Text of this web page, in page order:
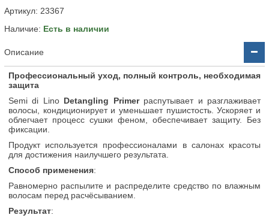
Артикул: 23367
Наличие: Есть в наличии
Описание
Профессиональный уход, полный контроль, необходимая
защита
Semi di Lino Detangling Primerраспутывает и разглаживает
волосы, кондиционирует и уменьшает пушистость. Ускоряет и
облегчает процесс сушки феном, обеспечивает защиту. Без
фиксации.
Продукт используется профессионалами в салонах красоты
для достижения наилучшего результата.
Способ применения:
Равномерно распылите и распределите средство по влажным
волосам перед расчёсыванием.
Результат: